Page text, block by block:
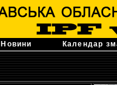
Новини Календар